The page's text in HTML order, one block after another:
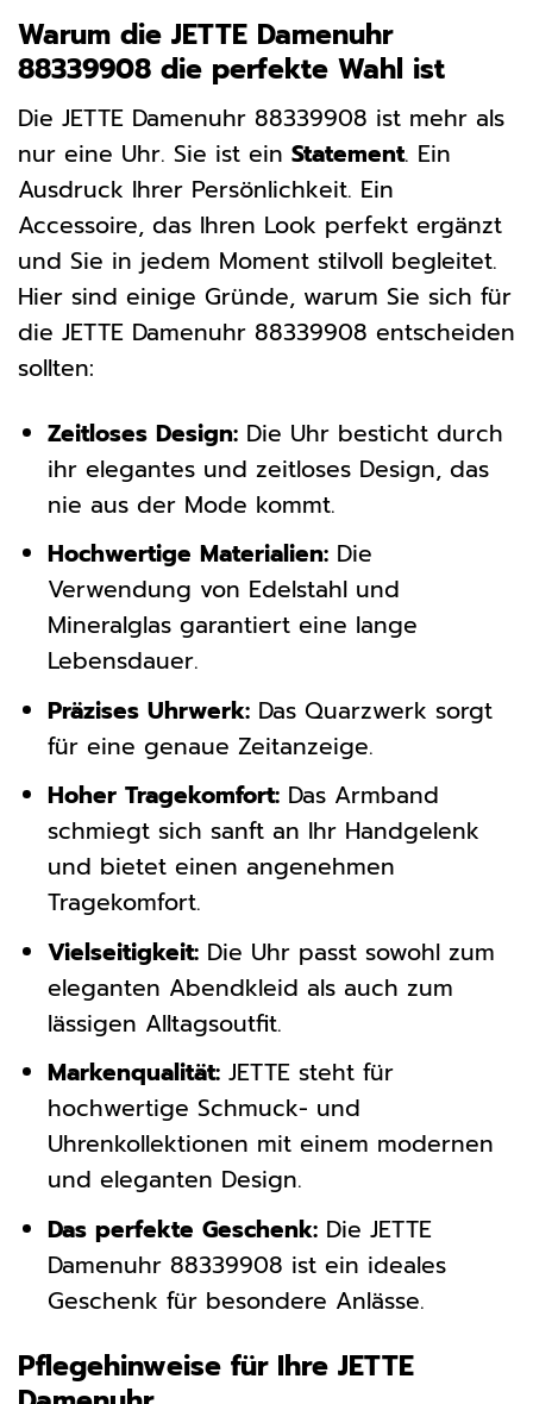
Warum die JETTE Damenuhr
88339908 die perfekte Wahl ist
Die JETTE Damenuhr 88339908 ist mehr als
nur eine Uhr. Sie ist ein Statement. Ein
Ausdruck Ihrer Persönlichkeit. Ein
Accessoire, das Ihren Look perfekt ergänzt
und Sie in jedem Moment stilvoll begleitet.
Hier sind einige Gründe, warum Sie sich für
die JETTE Damenuhr 88339908 entscheiden
sollten:
Zeitloses Design:Die Uhr besticht durch
ihr elegantes und zeitloses Design, das
nie aus der Mode kommt.
Hochwertige Materialien:Die
Verwendung von Edelstahl und
Mineralglas garantiert eine lange
Lebensdauer.
Präzises Uhrwerk:Das Quarzwerk sorgt
für eine genaue Zeitanzeige.
Hoher Tragekomfort:Das Armband
schmiegt sich sanft an Ihr Handgelenk
und bietet einen angenehmen
Tragekomfort.
Vielseitigkeit:Die Uhr passt sowohl zum
eleganten Abendkleid als auch zum
lässigen Alltagsoutfit.
Markenqualität:JETTE steht für
hochwertige Schmuck- und
Uhrenkollektionen mit einem modernen
und eleganten Design.
Das perfekte Geschenk:Die JETTE
Damenuhr 88339908 ist ein ideales
Geschenk für besondere Anlässe.
Pflegehinweise für Ihre JETTE